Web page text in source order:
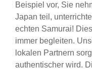
Beispiel vor, Sie
Japan teil,
echten Samurai!
immer begleiten.
lokalen Partnern
authentischer wird.